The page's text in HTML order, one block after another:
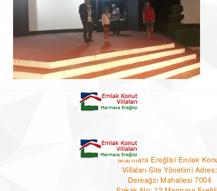
Marmara Ereğlisi Emlak
Villaları Site Yönetimi Adres:
Dereağzı Mahallesi 7004